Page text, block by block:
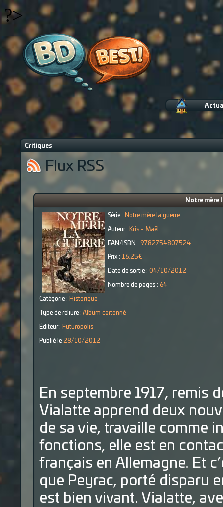
?>
Critiques
Flux RSS
Notre mère
Série : Notre mère la guerre
Auteur : Kris - Maël
EAN/ISBN : 9782754807524
Prix : 16,25€
Date de sortie : 04/10/2012
Nombre de pages : 64
Catégorie : Historique
Type de reliure : Album cartonné
Éditeur : Futuropolis
Publié le 28/10/2012
En septembre 1917, remis
Vialatte apprend deux
de sa vie, travaille comme
fonctions, elle est en
français en Allemagne. Et
que Peyrac, porté disparu
est bien vivant. Vialatte,